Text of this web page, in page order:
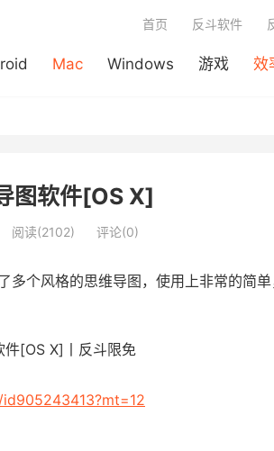
Mac Windows 游戏 效
首页 反斗软件
图软件[OS X]
阅读(2102) 评论(0)
多个风格的思维导图，使用上非常的简